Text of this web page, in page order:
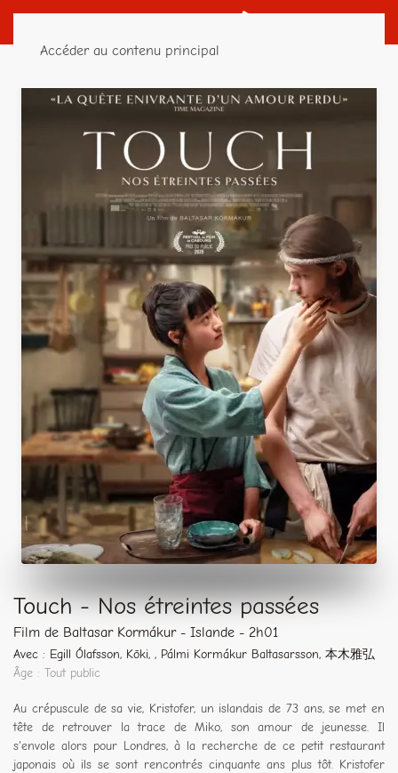
Accéder au contenu principal
Touch - Nos étreintes passées
Film de Baltasar Kormákur - Islande - 2h01
Avec : Egill Ólafsson, Kōki, , Pálmi Kormákur Baltasarsson, 本木雅弘
Âge : Tout public
Au crépuscule de sa vie, Kristofer, un islandais de 73 ans, se met en
tête de retrouver la trace de Miko, son amour de jeunesse. Il
s'envole alors pour Londres, à la recherche de ce petit restaurant
japonais où ils se sont rencontrés cinquante ans plus tôt. Kristofer